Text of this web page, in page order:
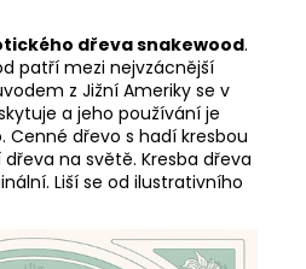
dřeva snakewood.
patří mezi nejvzácnější
z Jižní Ameriky se v
a jeho používání je
Cenné dřevo s hadí kresbou
na světě. Kresba dřeva
Liší se od ilustrativního